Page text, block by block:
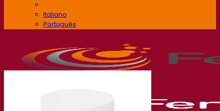
Italiano
Português